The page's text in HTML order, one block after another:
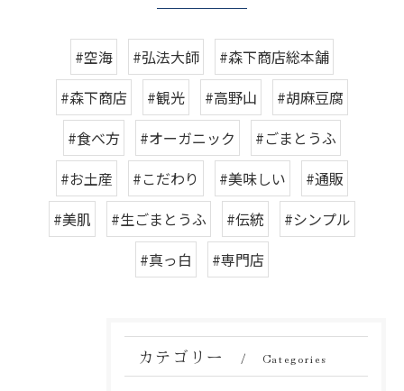
#空海 #弘法大師
#森下商店総本舗
#森下商店
#観光 #高野山
#胡麻豆腐
#食べ方
#オーガニック
#ごまとうふ
#お土産
#こだわり #美味しい
#通販
#美肌
#生ごまとうふ #伝統
#シンプル
#真っ白
#専門店
カテゴリー Categories